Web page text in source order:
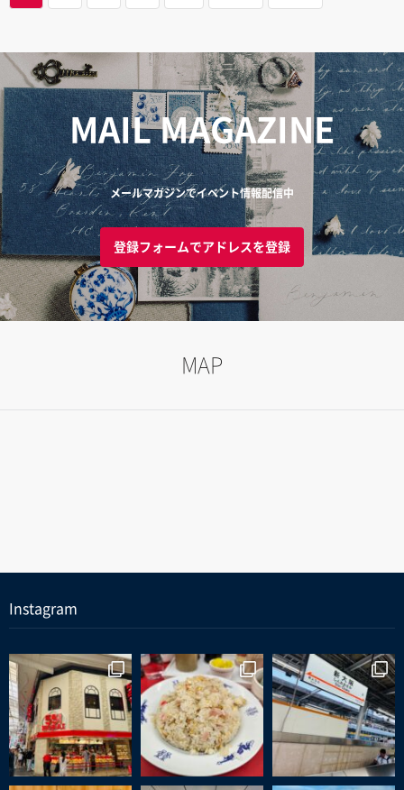
MAIL MAGAZINE
メールマガジンでイベント情報配信中
登録フォームでアドレスを登録
MAP
Instagram